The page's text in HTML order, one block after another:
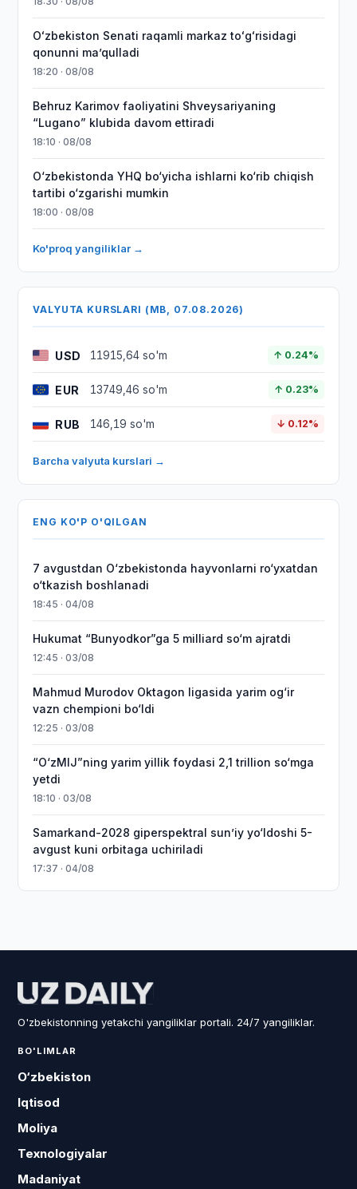
Oʻzbekiston Senati raqamli markaz toʻgʻrisidagi
qonunni maʼqulladi
18:20 · 08/08
Behruz Karimov faoliyatini Shveysariyaning
“Lugano” klubida davom ettiradi
18:10 · 08/08
O‘zbekistonda YHQ bo‘yicha ishlarni ko‘rib chiqish
tartibi o‘zgarishi mumkin
18:00 · 08/08
Ko'proq yangiliklar →
VALYUTA KURSLARI (MB, 07.08.2026)
USD 11915,64 so'm ↑ 0.24%
EUR 13749,46 so'm ↑ 0.23%
RUB 146,19 so'm ↓ 0.12%
Barcha valyuta kurslari →
ENG KO'P O'QILGAN
7 avgustdan O‘zbekistonda hayvonlarni ro‘yxatdan
o‘tkazish boshlanadi
18:45 · 04/08
Hukumat “Bunyodkor”ga 5 milliard so‘m ajratdi
12:45 · 03/08
Mahmud Murodov Oktagon ligasida yarim og‘ir
vazn chempioni bo‘ldi
12:25 · 03/08
“O‘zMIJ”ning yarim yillik foydasi 2,1 trillion so‘mga
yetdi
18:10 · 03/08
Samarkand-2028 giperspektral sun’iy yo‘ldoshi 5-
avgust kuni orbitaga uchiriladi
17:37 · 04/08
O'zbekistonning yetakchi yangiliklar portali. 24/7 yangiliklar.
BO'LIMLAR
O‘zbekiston
Iqtisod
Moliya
Texnologiyalar
Madaniyat